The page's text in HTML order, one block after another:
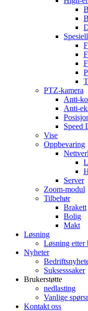
Spesiell
PTZ-kamera
Anti-
Anti-
Speed
Vise
Oppbevaring
Server
Zoom-modul
Tilbehør
Brakett
Bolig
Makt
Løsning
Løsning etter
Nyheter
Suksesssaker
Brukerstøtte
nedlasting
Vanlige
Kontakt oss